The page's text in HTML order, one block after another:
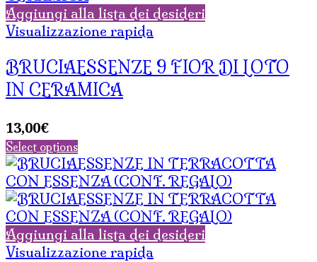
Aggiungi alla lista dei desideri
Visualizzazione rapida
BRUCIAESSENZE 9 FIOR DI LOTO
IN CERAMICA
13,00€
Select options
Aggiungi alla lista dei desideri
Visualizzazione rapida